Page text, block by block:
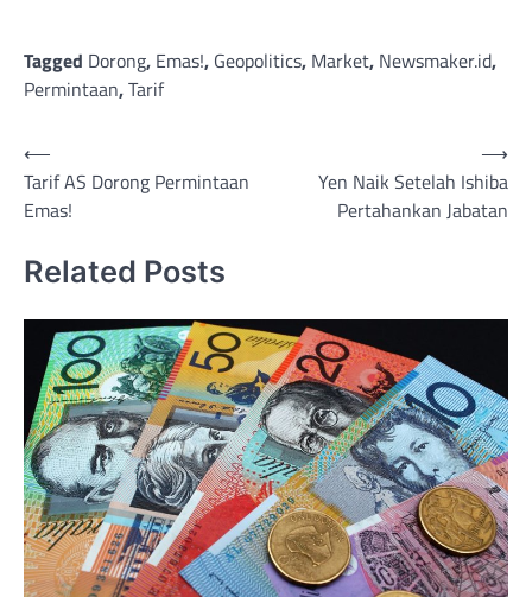
Tagged Dorong, Emas!, Geopolitics, Market, Newsmaker.id,
Permintaan,Tarif
Post
navigation
⟵
Tarif AS Dorong Permintaan
Emas!
Yen Naik Setelah Ishiba
Pertahankan Jabatan
⟶
Related Posts